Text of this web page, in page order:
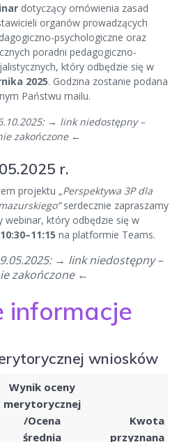
dotyczący omówienia zasad
organów prowadzących
psychologiczne oraz
poradni pedagogiczno-
który odbędzie się w
2025. Godzina zostanie podana
Państwu mailu.
→ link niedostępny –
zakończone ←
r.
projektu „Perspektywa 3P dla
serdecznie zapraszamy
webinar, który odbędzie się w
na platformie Teams.
→ link niedostępny –
zakończone ←
informacje
wniosków
Wynik oceny
merytorycznej
/Ocena
średnia
Kwota
przyznana